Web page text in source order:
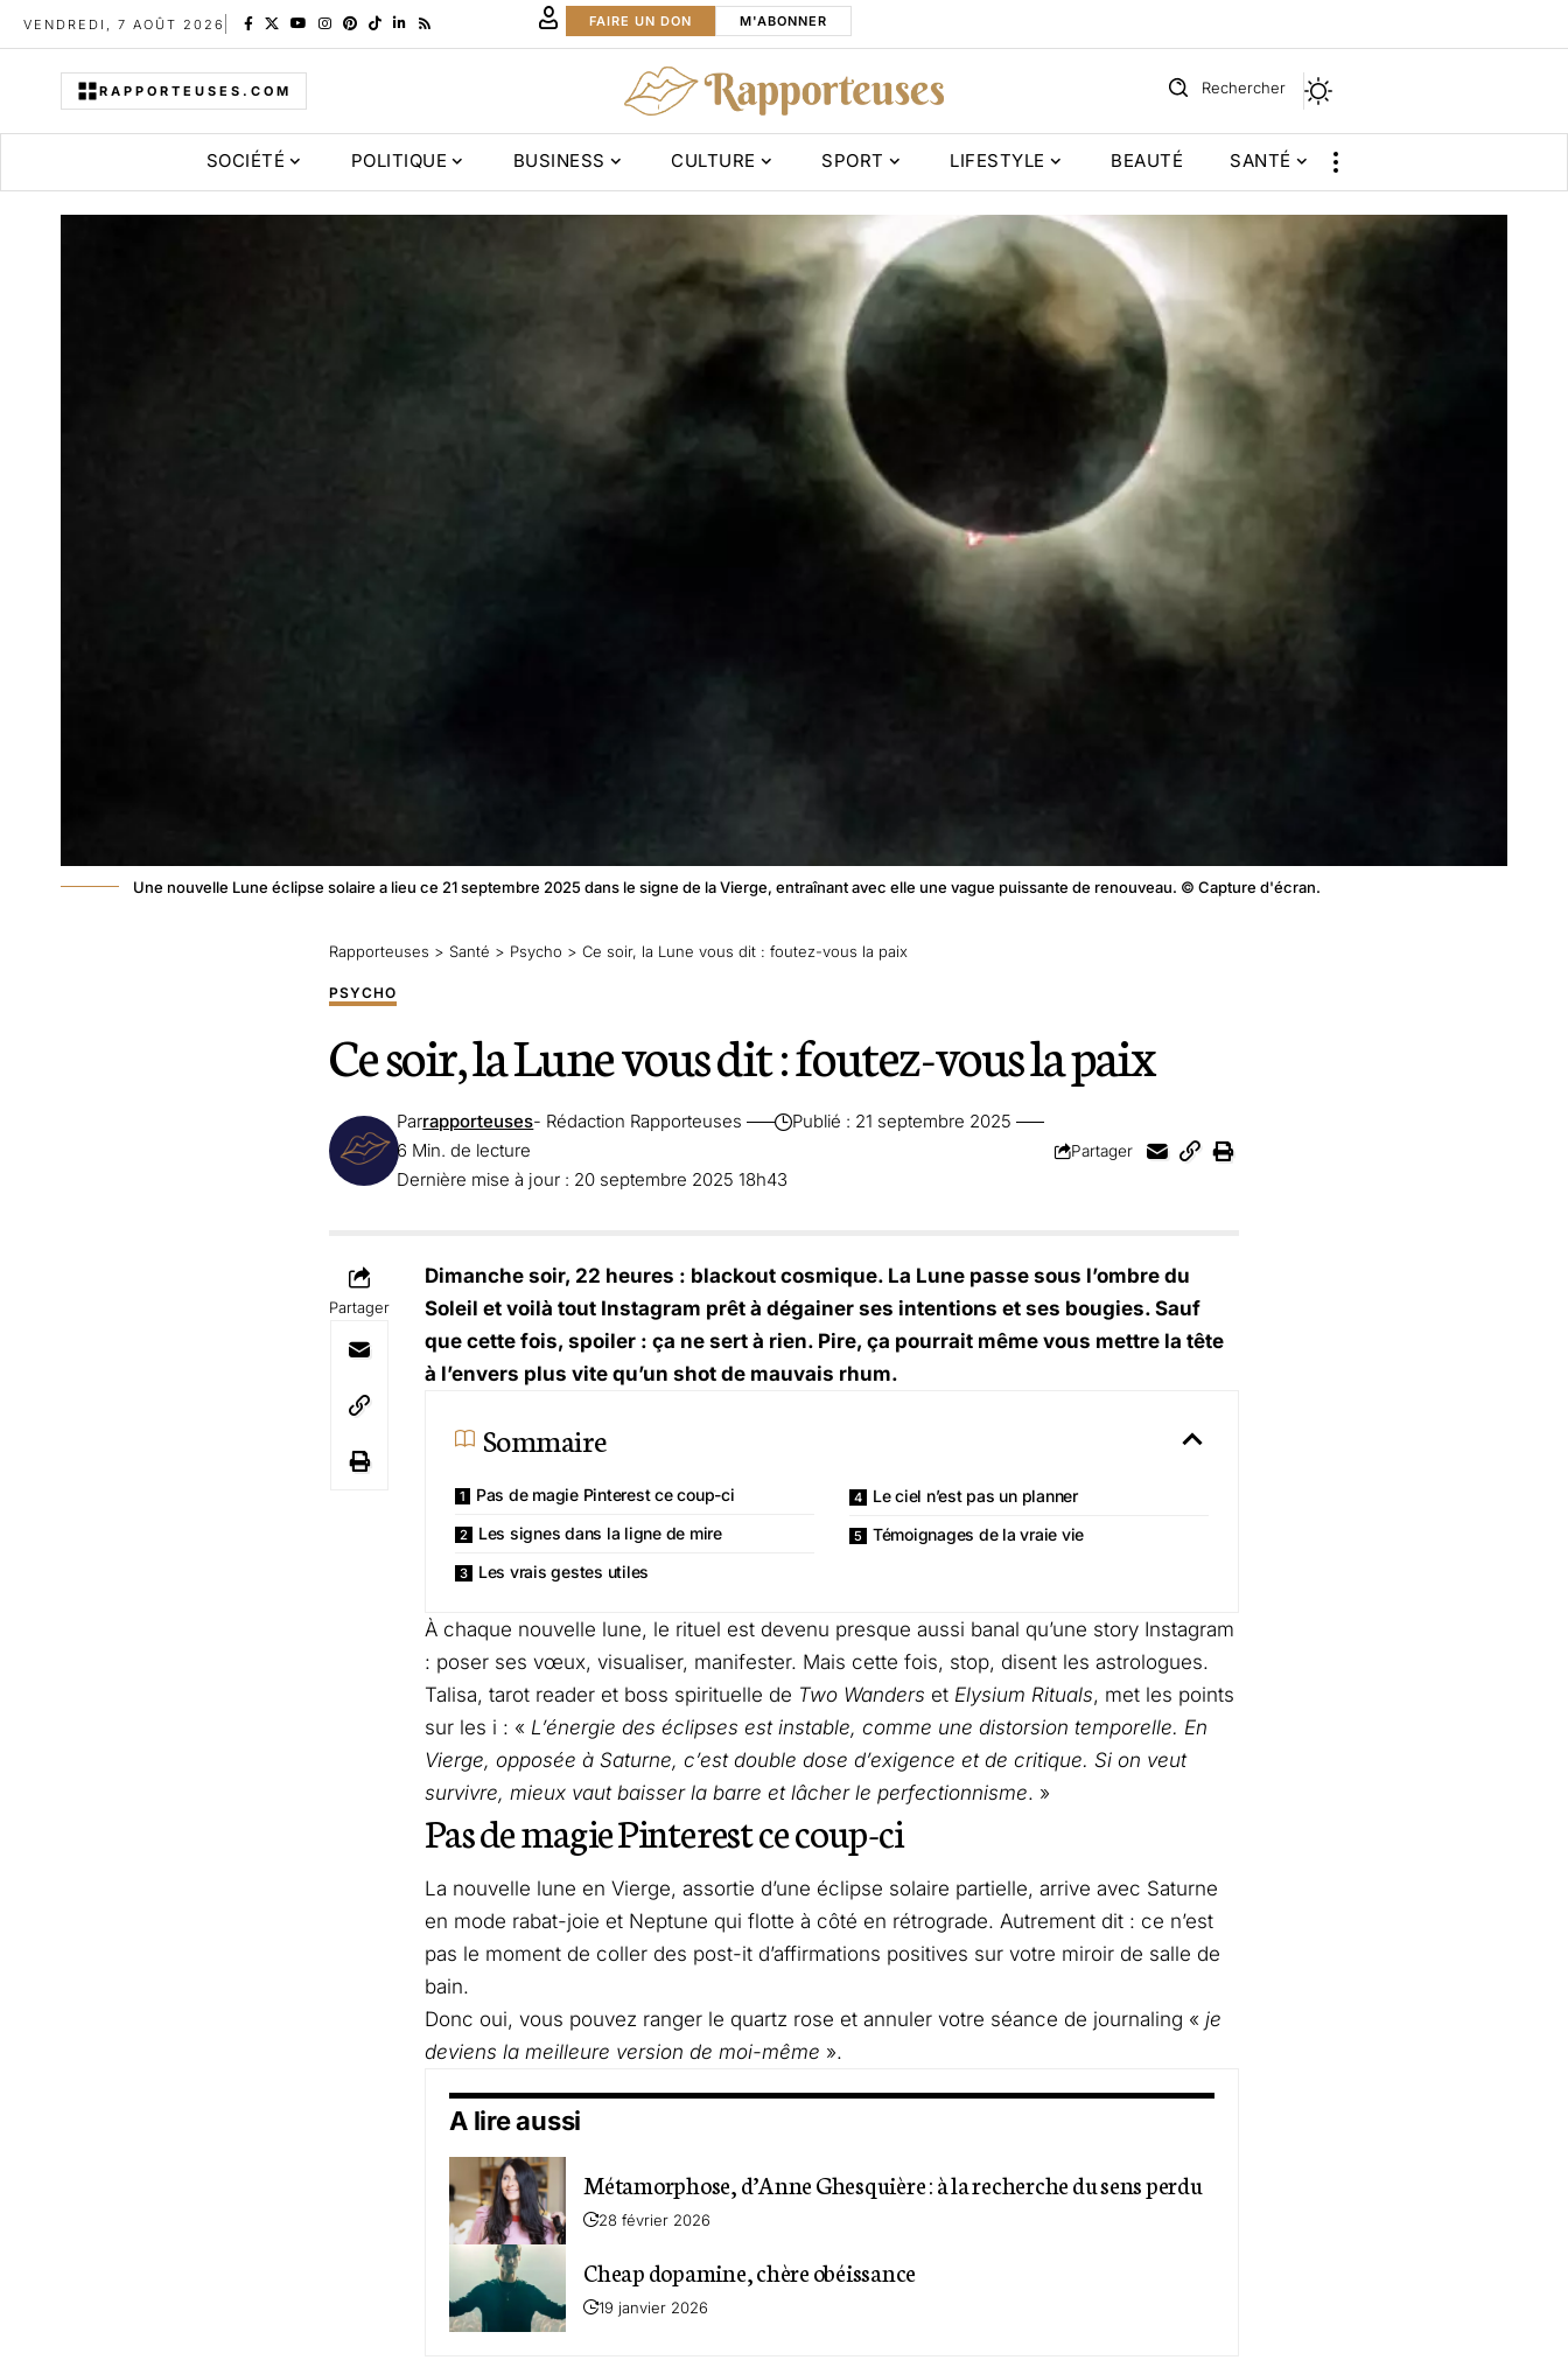
VENDREDI, 7 AOÛT 2026 FAIRE UN DON M'ABONNER
RAPPORTEUSES.COM Rechercher
SOCIÉTÉ POLITIQUE BUSINESS CULTURE SPORT LIFESTYLE BEAUTÉ SANTÉ
Une nouvelle Lune éclipse solaire a lieu ce 21 septembre 2025 dans le signe de la Vierge, entraînant avec elle une vague puissante de renouveau. © Capture d'écran.
Rapporteuses > Santé > Psycho > Ce soir, la Lune vous dit : foutez-vous la paix
PSYCHO
Ce soir, la Lune vous dit : foutez-vous la paix
Dernière mise à jour : 20 septembre 2025 18h43
Parrapporteuses- Rédaction Rapporteuses
Publié : 21 septembre 2025
6 Min. de lecture
Partager
Partager
Dimanche soir, 22 heures : blackout cosmique. La Lune passe sous l’ombre du
Soleil et voilà tout Instagram prêt à dégainer ses intentions et ses bougies. Sauf
que cette fois, spoiler : ça ne sert à rien. Pire, ça pourrait même vous mettre la tête
à l’envers plus vite qu’un shot de mauvais rhum.
Sommaire
Pas de magie Pinterest ce coup-ci
Les signes dans la ligne de mire
Les vrais gestes utiles
Le ciel n’est pas un planner
Témoignages de la vraie vie
À chaque nouvelle lune, le rituel est devenu presque aussi banal qu’une story Instagram
: poser ses vœux, visualiser, manifester. Mais cette fois, stop, disent les astrologues.
Talisa, tarot reader et boss spirituelle de Two Wanders et Elysium Rituals, met les points
sur les i : « L’énergie des éclipses est instable, comme une distorsion temporelle. En
Vierge, opposée à Saturne, c’est double dose d’exigence et de critique. Si on veut
survivre, mieux vaut baisser la barre et lâcher le perfectionnisme. »
Pas de magie Pinterest ce coup-ci
La nouvelle lune en Vierge, assortie d’une éclipse solaire partielle, arrive avec Saturne
en mode rabat-joie et Neptune qui flotte à côté en rétrograde. Autrement dit : ce n’est
pas le moment de coller des post-it d’affirmations positives sur votre miroir de salle de
bain.
Donc oui, vous pouvez ranger le quartz rose et annuler votre séance de journaling « je
deviens la meilleure version de moi-même ».
A lire aussi
Métamorphose, d’Anne Ghesquière : à la recherche du sens perdu
28 février 2026
Cheap dopamine, chère obéissance
19 janvier 2026